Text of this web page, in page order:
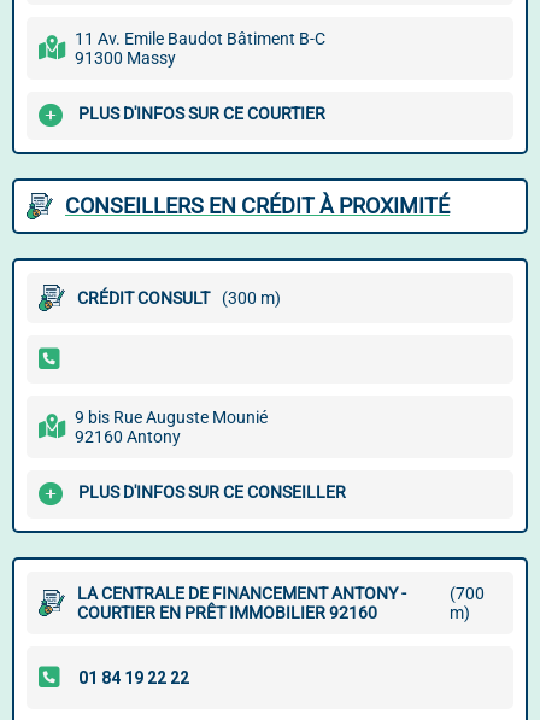
11 Av. Emile Baudot Bâtiment B-C
91300 Massy
PLUS D'INFOS SUR CE COURTIER
CONSEILLERS EN CRÉDIT À PROXIMITÉ
CRÉDIT CONSULT (300 m)
9 bis Rue Auguste Mounié
92160 Antony
PLUS D'INFOS SUR CE CONSEILLER
LA CENTRALE DE FINANCEMENT ANTONY -
COURTIER EN PRÊT IMMOBILIER 92160
(700
m)